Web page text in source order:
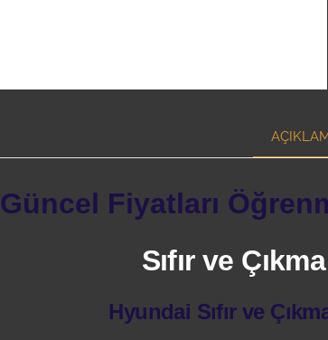
Güncel Fiyatları
Sıfır ve
Hyundai Sıfır ve